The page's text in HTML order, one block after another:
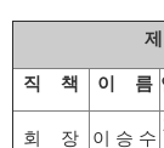
직 책 이 름
회 장 이 승 수